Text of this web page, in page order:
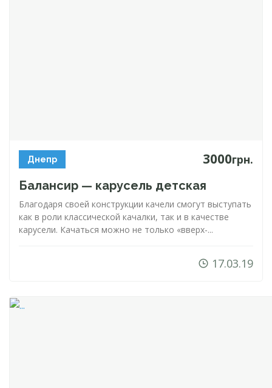
Днепр 3000грн.
Балансир — карусель детская
Благодаря своей конструкции качели смогут выступать
как в роли классической качалки, так и в качестве
карусели. Качаться можно не только «вверх-...
17.03.19